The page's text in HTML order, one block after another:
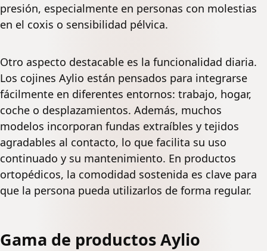
presión, especialmente en personas con molestias
en el coxis o sensibilidad pélvica.
Otro aspecto destacable es la funcionalidad diaria.
Los cojines Aylio están pensados para integrarse
fácilmente en diferentes entornos: trabajo, hogar,
coche o desplazamientos. Además, muchos
modelos incorporan fundas extraíbles y tejidos
agradables al contacto, lo que facilita su uso
continuado y su mantenimiento. En productos
ortopédicos, la comodidad sostenida es clave para
que la persona pueda utilizarlos de forma regular.
Gama de productos Aylio